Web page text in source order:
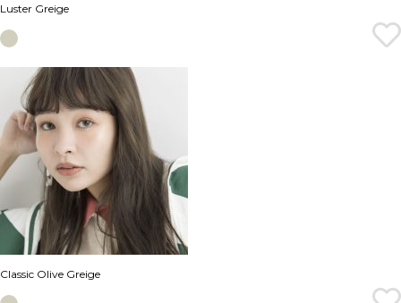
Luster Greige
Classic Olive Greige